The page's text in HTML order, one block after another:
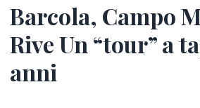
Barcola, Campo
Rive Un “tour” a
anni